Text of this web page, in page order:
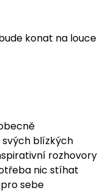
konat na louce
svých blízkých
rozhovory
nic stíhat
sebe